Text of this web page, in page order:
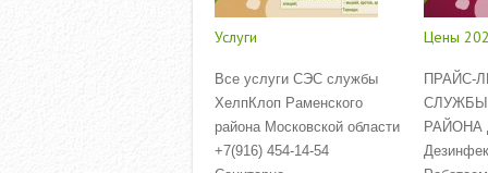
Услуги
Все услуги СЭС службы
ХелпКлоп Раменского
района Московской области
+7(916) 454-14-54
Цены
ПРАЙС-
СЛУЖБЫ
РАЙОНА